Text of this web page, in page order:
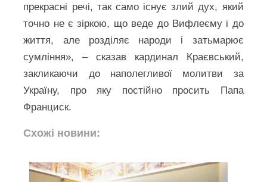
прекрасні речі, так само існує злий дух, який
точно не є зіркою, що веде до Вифлеєму і до
життя, але розділяє народи і затьмарює
сумління», – сказав кардинал Краєвський,
закликаючи до наполегливої молитви за
Україну, про яку постійно просить Папа
Франциск.
Схожі новини: